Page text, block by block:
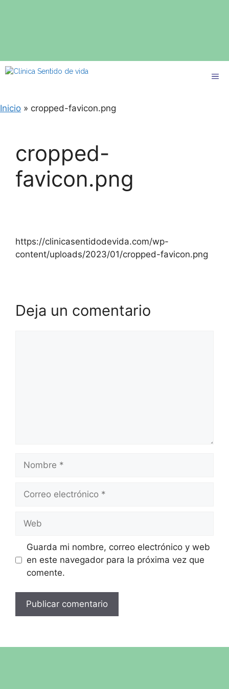
Inicio » cropped-favicon.png
cropped-
favicon.png
https://clinicasentidodevida.com/wp-
content/uploads/2023/01/cropped-favicon.png
Deja un comentario
Guarda mi nombre, correo electrónico y web
en este navegador para la próxima vez que
comente.